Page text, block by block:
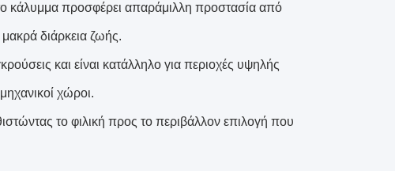
κάλυμμα προσφέρει απαράμιλλη προστασία από
διάρκεια ζωής.
και είναι κατάλληλο για περιοχές υψηλής
χώροι.
το φιλική προς το περιβάλλον επιλογή που